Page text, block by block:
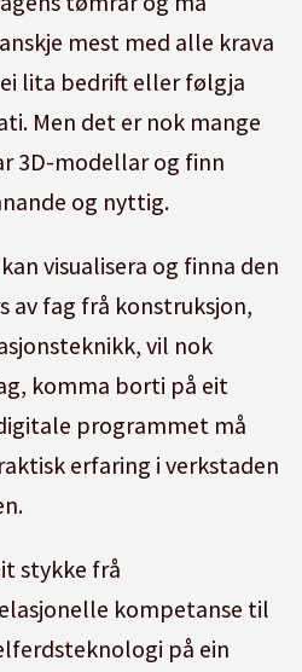
for vidaragåande
mest med alle krava
lita bedrift eller følgja
Men det er nok mange
3D-modellar og finn
og nyttig.
visualisera og finna den
av fag frå konstruksjon,
vil nok
komma borti på eit
programmet må
erfaring i verkstaden
stykke frå
kompetanse til
på ein